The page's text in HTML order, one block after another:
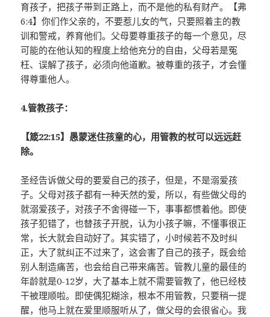
育孩子，把孩子带到正路上，而不是他的私有财产。【弗
6:4】你们作父亲的，不要惹儿女的气，只要照着主的教
训和警戒，养育他们。父母要尊重孩子的每一个意见，尽
可能的在他认知的程度上给他充分的自由，父母若是冤
枉、误解了孩子，必须向他道歉。被尊重的孩子，才会懂
得尊重他人。
4.管教孩子：
【箴22:15】愚蒙迷住孩童的心，用管教的杖可以远远赶
除。
圣经告诉做父母的要爱自己的孩子，但是，不是溺爱孩
子。父母对孩子都有一种天然的爱，所以，有些做父母的
就溺爱孩子，对孩子不舍得碰一下，事事都惯着他。即使
孩子犯错了，也替孩子开脱，认为小孩子嘛，不懂事很正
常，长大就会自动好了。其实错了，小时候若不及时纠
正，大了就纠正不过来了，这会害了自己的孩子，既会给
别人制造痛苦，也会给自己带来痛苦。管教儿童的最佳的
年龄就是0-12岁，大了基本上就不需要管教了，他已经枝
干被理顺啦。即使偶犯糊涂，根本不用管教，只要稍一提
醒，他马上就在爱里顺服听从了，做父母的会很省心。我